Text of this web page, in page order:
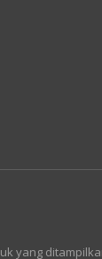
yang